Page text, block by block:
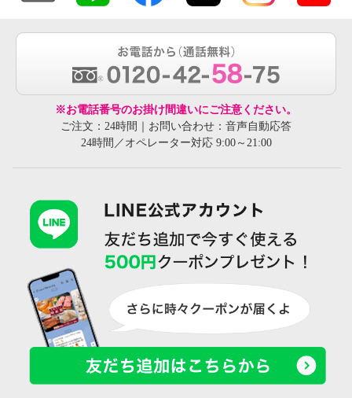
※お電話番号のお掛け間違いにご注意ください。
ご注文：24時間｜お問い合わせ：音声自動応答
24時間／オペレーター対応 9:00～21:00